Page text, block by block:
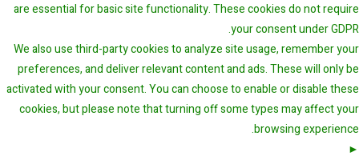
are essential for basic site functionality.These cookies do not require
your consent under GDPR.
We also use third-party cookies to analyze site usage, remember your
preferences, and deliver relevant content and ads. These will only be
activated with your consent. You can choose to enable or disable these
cookies, but please note that turning off some types may affect your
browsing experience.
►